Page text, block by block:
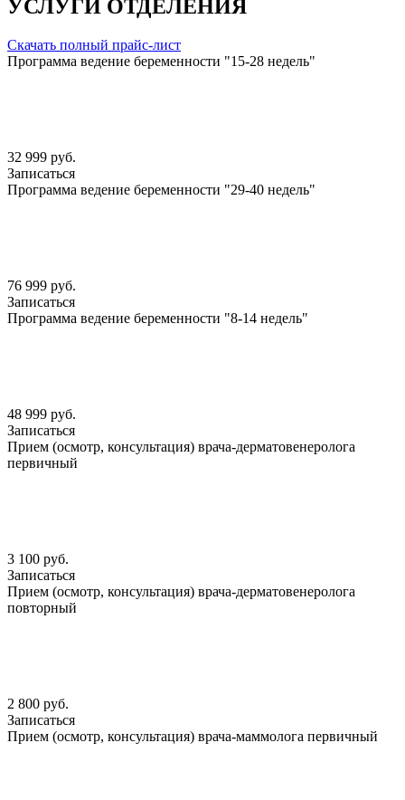
УСЛУГИ ОТДЕЛЕНИЯ
Скачать полный прайс-лист
Программа ведение беременности "15-28 недель"
32 999 руб.
Записаться
Программа ведение беременности "29-40 недель"
76 999 руб.
Записаться
Программа ведение беременности "8-14 недель"
48 999 руб.
Записаться
Прием (осмотр, консультация) врача-дерматовенеролога
первичный
3 100 руб.
Записаться
Прием (осмотр, консультация) врача-дерматовенеролога
повторный
2 800 руб.
Записаться
Прием (осмотр, консультация) врача-маммолога первичный